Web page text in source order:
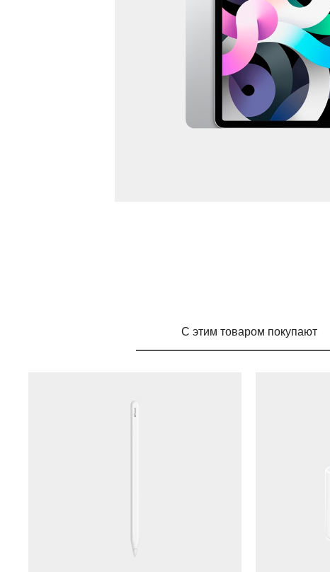
С этим товаром покупают